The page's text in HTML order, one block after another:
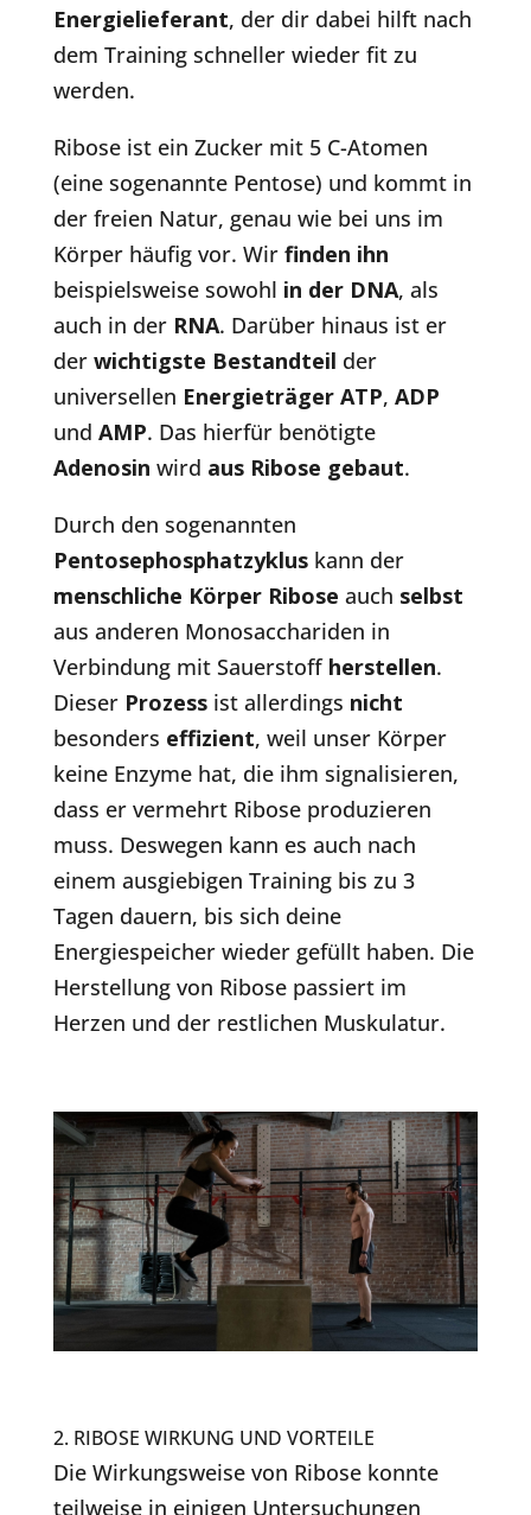
Energielieferant, der dir dabei hilft nach
dem Training schneller wieder fit zu
werden.
Ribose ist ein Zucker mit 5 C-Atomen
(eine sogenannte Pentose) und kommt in
der freien Natur, genau wie bei uns im
Körper häufig vor. Wir finden ihn
beispielsweise sowohl in der DNA, als
auch in der RNA. Darüber hinaus ist er
der wichtigste Bestandteil der
universellen Energieträger ATP, ADP
und AMP. Das hierfür benötigte
Adenosin wird aus Ribose gebaut.
Durch den sogenannten
Pentosephosphatzykluskann der
menschliche Körper Ribose auch selbst
aus anderen Monosacchariden in
Verbindung mit Sauerstoff herstellen.
Dieser Prozessist allerdings nicht
besonders effizient, weil unser Körper
keine Enzyme hat, die ihm signalisieren,
dass er vermehrt Ribose produzieren
muss. Deswegen kann es auch nach
einem ausgiebigen Training bis zu 3
Tagen dauern, bis sich deine
Energiespeicher wieder gefüllt haben. Die
Herstellung von Ribose passiert im
Herzen und der restlichen Muskulatur.
2. RIBOSE WIRKUNG UND VORTEILE
Die Wirkungsweise von Ribose konnte
teilweise in einigen Untersuchungen